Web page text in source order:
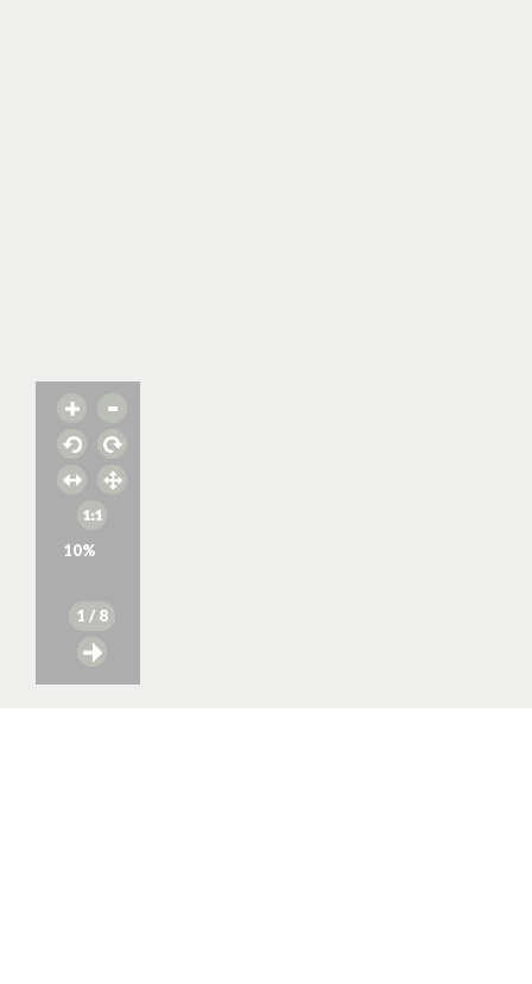
10%
1 / 8